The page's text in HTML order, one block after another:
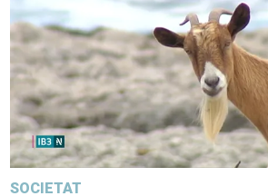
SOCIETAT